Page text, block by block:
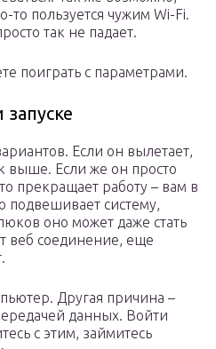
то пользуется чужим Wi-Fi.
так не падает.
поиграть с параметрами.
Если он вылетает,
выше. Если же он просто
прекращает работу – вам в
подвешивает систему,
оно может даже стать
веб соединение, еще
Другая причина –
данных. Войти
с этим, займитесь